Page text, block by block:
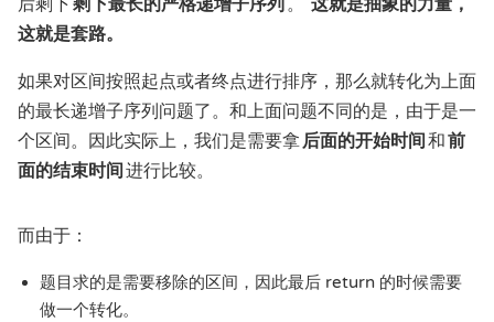
后剩下 剩下最长的严格递增子序列 。 这就是抽象的力量，
这就是套路。
如果对区间按照起点或者终点进行排序，那么就转化为上面
的最长递增子序列问题了。和上面问题不同的是，由于是一
个区间。因此实际上，我们是需要拿后面的开始时间 和前
面的结束时间 进行比较。
而由于：
题目求的是需要移除的区间，因此最后 return 的时候需要
做一个转化。